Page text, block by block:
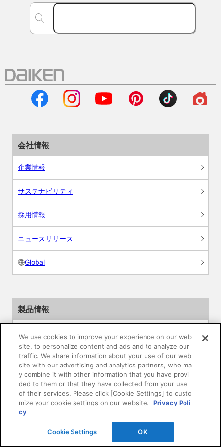
会社情報
企業情報
サステナビリティ
採用情報
ニュースリリース
Global
製品情報
建材製品情報 総合TOP
住宅向け
公共・商業施設向け
We use cookies to improve your experience on our web
site, to personalize content and ads and to analyze our
traffic. We share information about your use of our web
site with our advertising and analytics partners, who ma
y combine it with other information that you have provi
ded to them or that they have collected from your use
of their services. Please click [Cookie Settings] to custo
mize your cookie settings on our website.
Privacy Poli
cy
Cookie Settings OK